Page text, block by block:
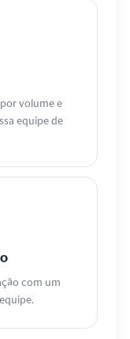
volume e
equipe de
com um